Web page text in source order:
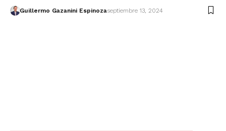
Guillermo Gazanini Espinozaseptiembre 13, 2024